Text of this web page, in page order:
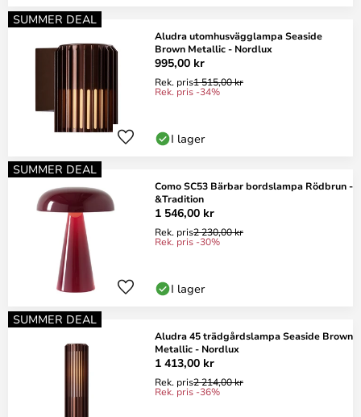
SUMMER DEAL
Aludra utomhusvägglampa Seaside
Brown Metallic - Nordlux
995,00 kr
Rek. pris1 515,00 kr
Rek. pris -34%
I lager
SUMMER DEAL
Como SC53 Bärbar bordslampa Rödbrun -
&Tradition
1 546,00 kr
Rek. pris2 230,00 kr
Rek. pris -30%
I lager
SUMMER DEAL
Aludra 45 trädgårdslampa Seaside Brown
Metallic - Nordlux
1 413,00 kr
Rek. pris2 214,00 kr
Rek. pris -36%